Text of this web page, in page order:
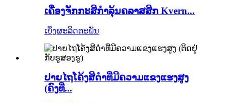
ເຄື່ອງຈັກກະສິກຳລຸ້ນຄລາສສິກ Kvern...
ເບິ່ງຜະລິດຕະພັນ
ປາຍໄຖໂຄ້ງສີດຳທີ່ມີຄວາມແຂງແຮງສູງ
(ຄົງທີ່...